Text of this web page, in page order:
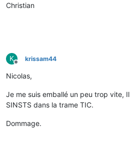
Christian
K
Offline
krissam44
Nicolas,
Je me suis emballé un peu trop vite,
SINSTS dans la trame TIC.
Dommage.